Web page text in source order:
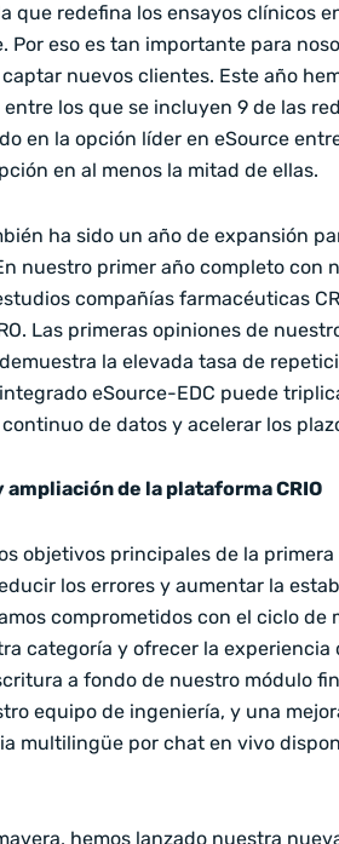
que redefina los ensayos clínicos
Por eso es tan importante para
nuevos clientes. Este año
los que se incluyen 9 de las
en la opción líder en eSource
en al menos la mitad de ellas.
ha sido un año de expansión
nuestro primer año completo con
compañías farmacéuticas
Las primeras opiniones de
la elevada tasa de
eSource-EDC puede
de datos y acelerar los
ampliación de la plataforma CRIO
objetivos principales de la
los errores y aumentar la
comprometidos con el ciclo
categoría y ofrecer la
a fondo de nuestro módulo
equipo de ingeniería, y una
multilingüe por chat en vivo
hemos lanzado nuestra